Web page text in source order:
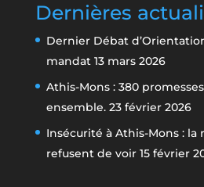
Dernières
Dernier Débat
mandat 13 mars 2026
Athis-Mons : 380
ensemble. 23 février 2026
Insécurité à Athis-Mons :
refusent de voir 15 février